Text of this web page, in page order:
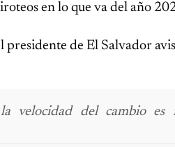
en lo que va del año
presidente de El Salvador
la velocidad del cambio es